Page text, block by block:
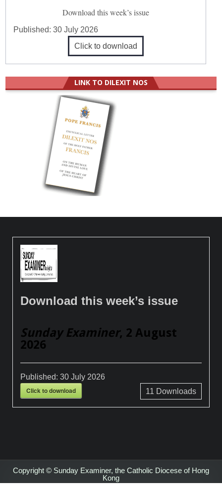
Download this week’s issue
Published:30 July 2026
Click to download
LINK TO DILEXIT NOS
Download this week’s issue
Sunday Examiner, 2 August
2026
Published:30 July 2026
Click to download 11 Downloads
Copyright © Sunday Examiner, the Catholic Diocese of Hong
Kong